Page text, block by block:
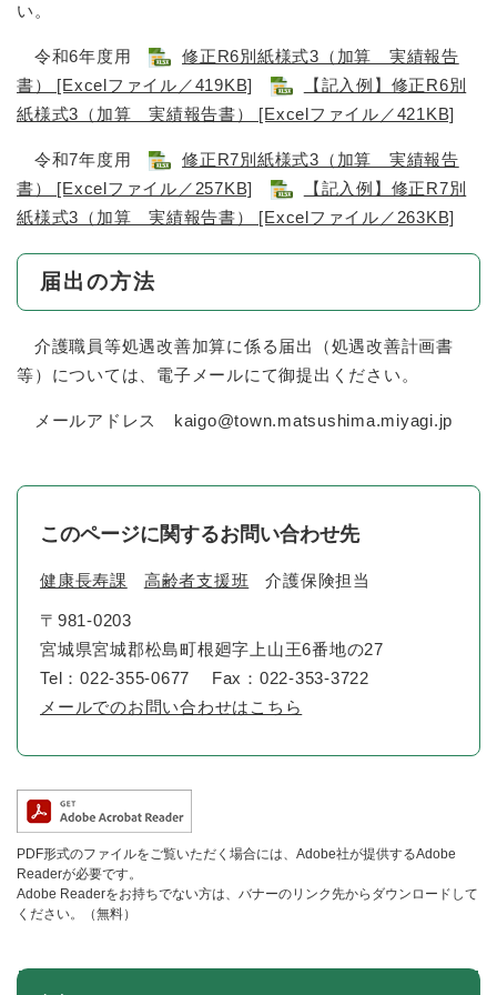
い。
令和6年度用
修正R6別紙様式3（加算 実績報告
書） [Excelファイル／419KB]
【記入例】修正R6別
紙様式3（加算 実績報告書） [Excelファイル／421KB]
令和7年度用
修正R7別紙様式3（加算 実績報告
書） [Excelファイル／257KB]
【記入例】修正R7別
紙様式3（加算 実績報告書） [Excelファイル／263KB]
届出の方法
介護職員等処遇改善加算に係る届出（処遇改善計画書
等）については、電子メールにて御提出ください。
メールアドレス kaigo@town.matsushima.miyagi.jp
このページに関するお問い合わせ先
健康長寿課 高齢者支援班 介護保険担当
〒981-0203
宮城県宮城郡松島町根廻字上山王6番地の27
Tel：022-355-0677
Fax：022-353-3722
メールでのお問い合わせはこちら
PDF形式のファイルをご覧いただく場合には、Adobe社が提供するAdobe
Readerが必要です。
Adobe Readerをお持ちでない方は、バナーのリンク先からダウンロードして
ください。（無料）